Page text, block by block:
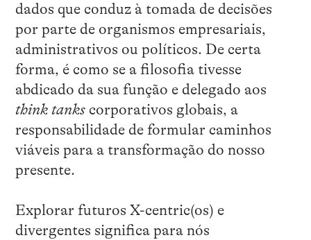
dados que conduz à tomada de decisões
por parte de organismos empresariais,
administrativos ou políticos. De certa
forma, é como se a filosofia tivesse
abdicado da sua função e delegado aos
think tankscorporativos globais, a
responsabilidade de formular caminhos
viáveis para a transformação do nosso
presente.
Explorar futuros X-centric(os) e
divergentes significa para nós